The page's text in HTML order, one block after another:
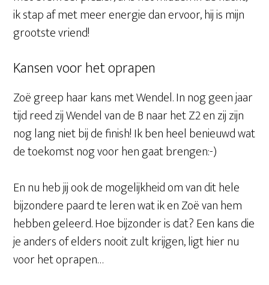
ik stap af met meer energie dan ervoor, hij is mijn
grootste vriend!
Kansen voor het oprapen
Zoë greep haar kans met Wendel. In nog geen jaar
tijd reed zij Wendel van de B naar het Z2 en zij zijn
nog lang niet bij de finish! Ik ben heel benieuwd wat
de toekomst nog voor hen gaat brengen:-)
En nu heb jij ook de mogelijkheid om van dit hele
bijzondere paard te leren wat ik en Zoë van hem
hebben geleerd. Hoe bijzonder is dat? Een kans die
je anders of elders nooit zult krijgen, ligt hier nu
voor het oprapen…